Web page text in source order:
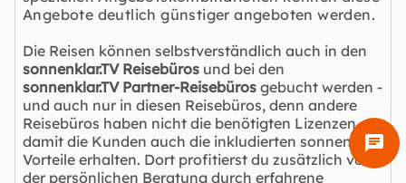
Angebote deutlich günstiger angeboten werden.
Die Reisen können selbstverständlich auch in den
sonnenklar.TV Reisebüros und bei den
sonnenklar.TV Partner-Reisebüros gebucht werden -
und auch nur in diesen Reisebüros, denn andere
Reisebüros haben nicht die benötigten Lizenzen,
damit die Kunden auch die inkludierten sonnenklar.TV
Vorteile erhalten. Dort profitierst du zusätzlich von
der persönlichen Beratung durch erfahrene
chat